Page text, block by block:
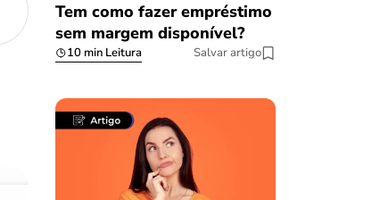
Tem como fazer empréstimo
sem margem disponível?
10 min Leitura Salvar artigo